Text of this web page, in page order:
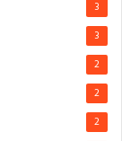
3
3
2
2
2